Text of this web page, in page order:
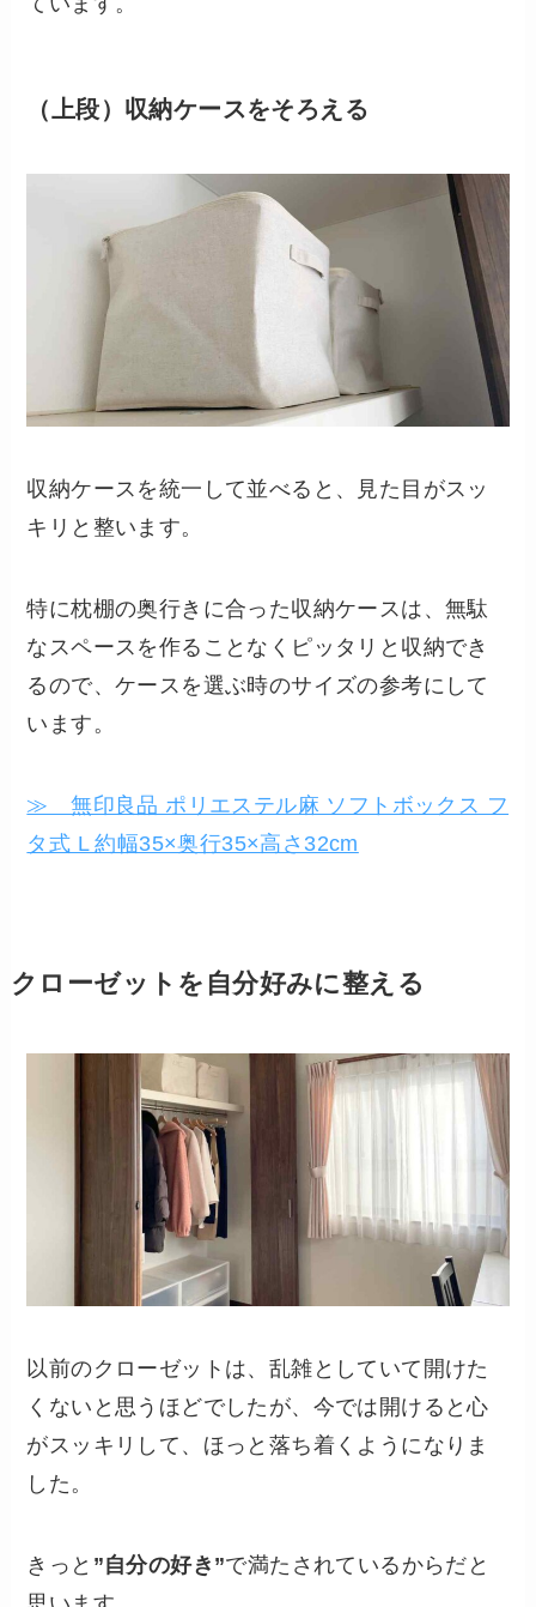
（上段）収納ケースをそろえる
収納ケースを統一して並べると、見た目がスッ
キリと整います。
特に枕棚の奥行きに合った収納ケースは、無駄
なスペースを作ることなくピッタリと収納でき
るので、ケースを選ぶ時のサイズの参考にして
います。
≫ 無印良品 ポリエステル麻 ソフトボックス フ
タ式 L 約幅35×奥行35×高さ32cm
クローゼットを自分好みに整える
以前のクローゼットは、乱雑としていて開けた
くないと思うほどでしたが、今では開けると心
がスッキリして、ほっと落ち着くようになりま
した。
きっと ”自分の好き”で満たされているからだと